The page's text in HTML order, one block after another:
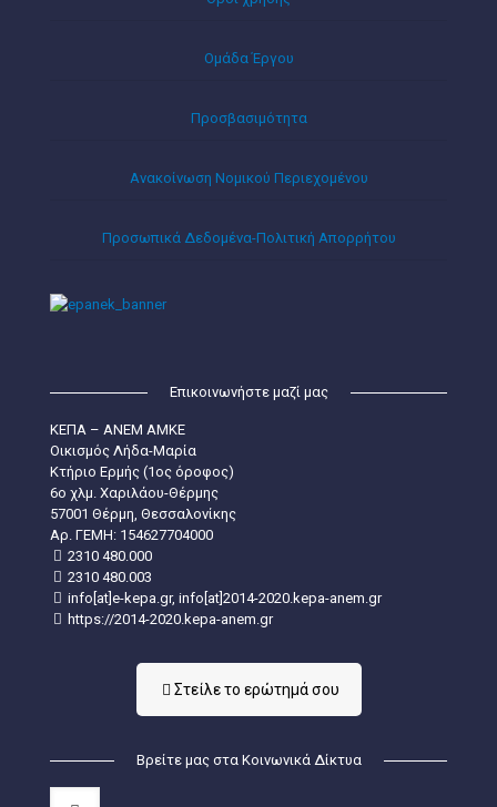
Ομάδα Έργου
Προσβασιμότητα
Ανακοίνωση Νομικού Περιεχομένου
Προσωπικά Δεδομένα-Πολιτική Απορρήτου
Επικοινωνήστε μαζί μας
ΚΕΠΑ – ΑΝΕΜ ΑΜΚΕ
Οικισμός Λήδα-Μαρία
Κτήριο Ερμής (1ος όροφος)
6ο χλμ. Χαριλάου-Θέρμης
57001 Θέρμη, Θεσσαλονίκης
Aρ. ΓΕΜΗ: 154627704000
2310 480.000
2310 480.003
info[at]e-kepa.gr, info[at]2014-2020.kepa-anem.gr
https://2014-2020.kepa-anem.gr
Στείλε τo ερώτημά σου
Βρείτε μας στα Κοινωνικά Δίκτυα